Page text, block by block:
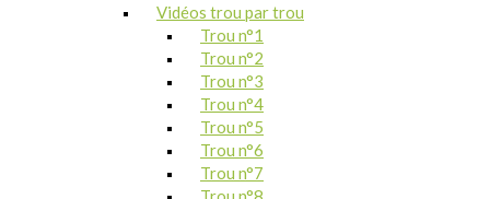
Vidéos trou par trou
Trou n°1
Trou n°2
Trou n°3
Trou n°4
Trou n°5
Trou n°6
Trou n°7